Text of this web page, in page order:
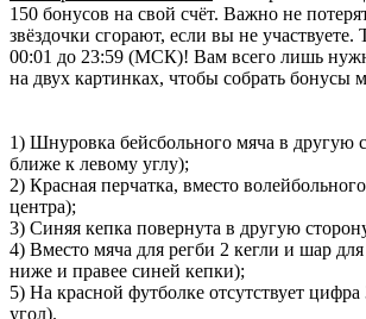
150 бонусов на свой счёт. Важно не
звёздочки сгорают, если вы не участвуете.
00:01 до 23:59 (МСК)! Вам всего лишь
на двух картинках, чтобы собрать бонусы
1) Шнуровка бейсбольного мяча в другую
ближе к левому углу);
2) Красная перчатка, вместо
центра);
3) Синяя кепка повернута в другую
4) Вместо мяча для регби 2 кегли и шар
ниже и правее синей кепки);
5) На красной футболке отсутствует
угол).